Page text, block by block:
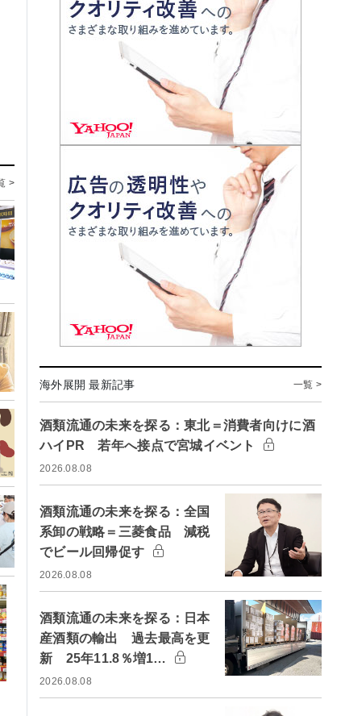
>
海外展開 最新記事 一覧 >
酒類流通の未来を探る：東北＝消費者向けに酒
ハイPR 若年へ接点で宮城イベント
2026.08.08
酒類流通の未来を探る：全国
系卸の戦略＝三菱食品 減税
でビール回帰促す
2026.08.08
酒類流通の未来を探る：日本
産酒類の輸出 過去最高を更
新 25年11.8％増1…
2026.08.08